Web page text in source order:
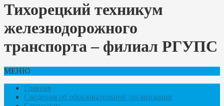
Тихорецкий техникум
железнодорожного
транспорта – филиал РГУПС
МЕНЮ
Главная
Сведения об образовательной организации